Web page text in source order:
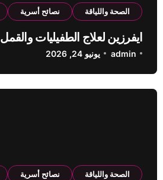
الصحة واللياقة نصائح أسرية
ايفرزين لعلاج الطفيليات والقمل
admin يونيو 24, 2026
الصحة واللياقة نصائح أسرية